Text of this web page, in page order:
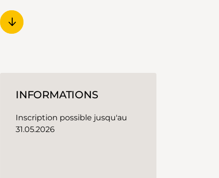
INFORMATIONS
Inscription possible jusqu'au
31.05.2026